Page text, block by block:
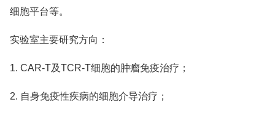
细胞平台等。
实验室主要研究方向：
1. CAR-T及TCR-T细胞的肿瘤免疫治疗；
2. 自身免疫性疾病的细胞介导治疗；